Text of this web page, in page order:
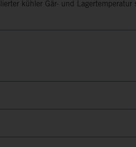
kühler Gär- und Lagertemperatur